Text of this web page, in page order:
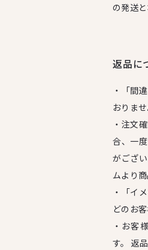
の発送と
返品に
・「間
おりま
・注文
合、一
がござ
ムより
・「イ
どのお
・お客
す。 返